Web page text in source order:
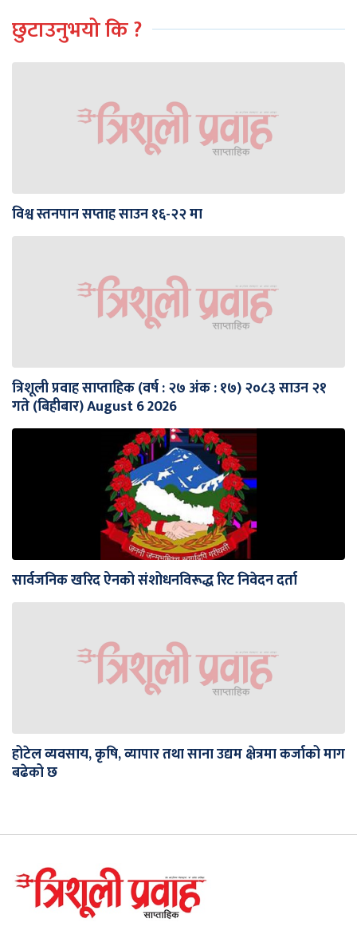
छुटाउनुभयो कि ?
विश्व स्तनपान सप्ताह साउन १६-२२ मा
त्रिशूली प्रवाह साप्ताहिक (वर्ष : २७ अंक : १७) २०८३ साउन २१
गते (बिहीबार) August 6 2026
सार्वजनिक खरिद ऐनको संशोधनविरूद्ध रिट निवेदन दर्ता
होटेल व्यवसाय, कृषि, व्यापार तथा साना उद्यम क्षेत्रमा कर्जाको माग
बढेको छ